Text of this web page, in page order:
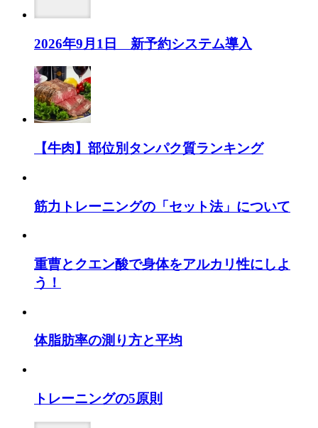
2026年9月1日 新予約システム導入
【牛肉】部位別タンパク質ランキング
筋力トレーニングの「セット法」について
重曹とクエン酸で身体をアルカリ性にしよ
う！
体脂肪率の測り方と平均
トレーニングの5原則